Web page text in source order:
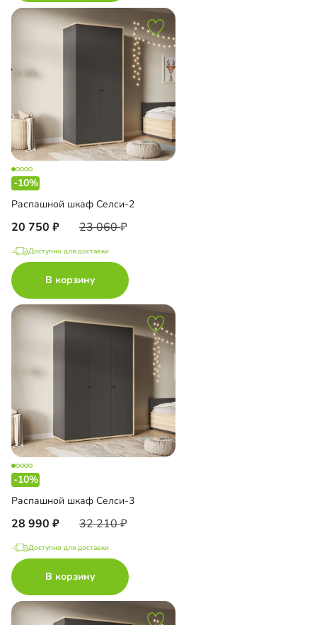
-10%
Распашной шкаф Селси-2
20 750 23 060
Доступно для доставки
В корзину
-10%
Распашной шкаф Селси-3
28 990 32 210
Доступно для доставки
В корзину